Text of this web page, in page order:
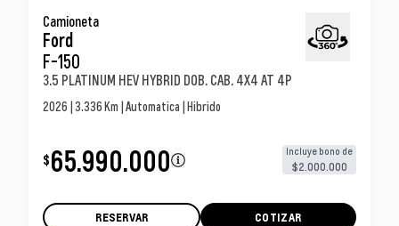
Ford F-150 3.5 Platinum Hev Hybrid Dob. Cab. 4x4
At 4p Camioneta
Camioneta
Ford
F-150
3.5 PLATINUM HEV HYBRID DOB. CAB. 4X4 AT 4P
2026 | 3.336 Km | Automatica | Hibrido
$65.990.000 Incluye bono de
$2.000.000
RESERVAR
COTIZAR